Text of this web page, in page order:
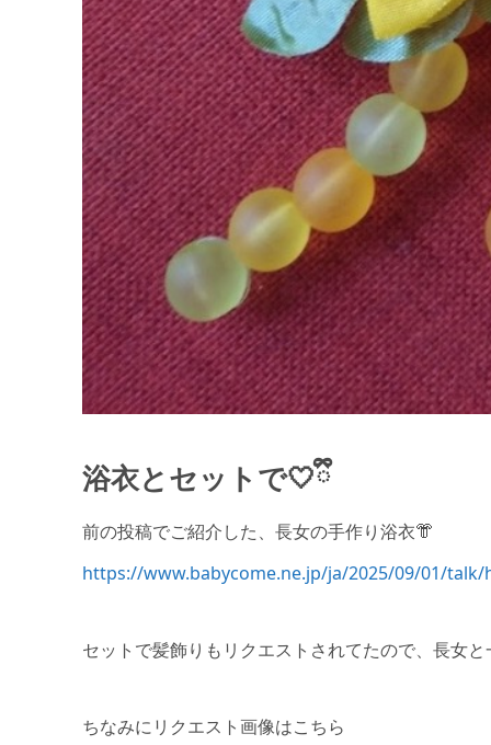
浴衣とセットで🤍ྀི
前の投稿でご紹介した、長女の手作り浴衣👘
https://www.babycome.ne.jp/ja/2025/09/01/
セットで髪飾りもリクエストされてたので、長女
ちなみにリクエスト画像はこちら